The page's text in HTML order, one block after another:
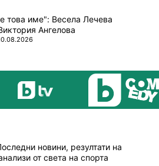
това име": Весела Лечева
Ангелова
новини, резултати на
от света на спорта